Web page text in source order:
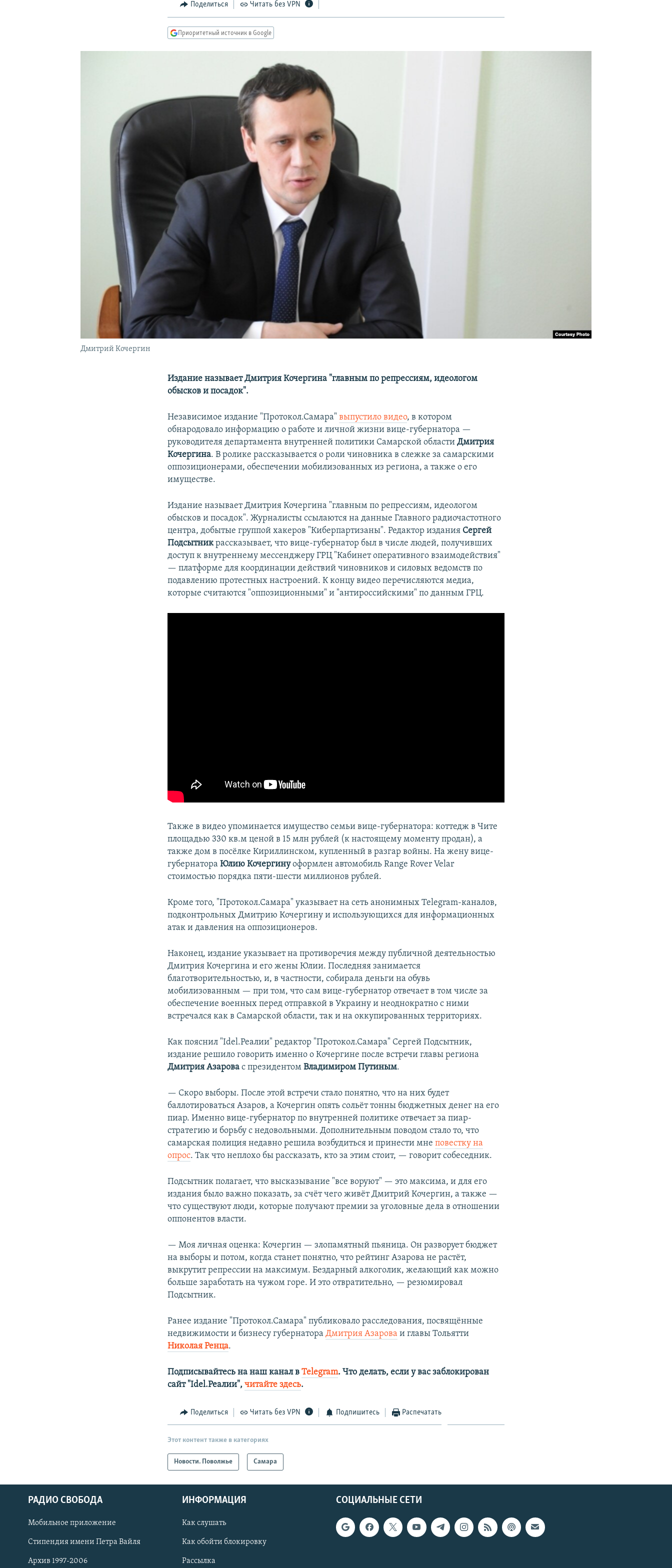
СОЦИАЛЬНЫЕ СЕТИ
Поделиться Читать без VPN
Приоритетный источник в Google
Дмитрий Кочергин
Издание называет Дмитрия Кочергина "главным по репрессиям, идеологом
обысков и посадок".
Независимое издание "Протокол.Самара"выпустило видео, в котором
обнародовало информацию о работе и личной жизни вице-губернатора —
руководителя департамента внутренней политики Самарской областиДмитрия
Кочергина. В ролике рассказывается о роли чиновника в слежке за самарскими
оппозиционерами, обеспечении мобилизованных из региона, а также о его
имуществе.
Издание называет Дмитрия Кочергина "главным по репрессиям, идеологом
обысков и посадок". Журналисты ссылаются на данные Главного радиочастотного
центра, добытые группой хакеров "Киберпартизаны". Редактор издания Сергей
Подсытникрассказывает, что вице-губернатор был в числе людей, получивших
доступ к внутреннему мессенджеру ГРЦ "Кабинет оперативного взаимодействия"
— платформе для координации действий чиновников и силовых ведомств по
подавлению протестных настроений. К концу видео перечисляются медиа,
которые считаются "оппозиционными" и "антироссийскими" по данным ГРЦ.
Также в видео упоминается имущество семьи вице-губернатора: коттедж в Чите
площадью 330 кв.м ценой в 15 млн рублей (к настоящему моменту продан), а
также дом в посёлке Кириллинском, купленный в разгар войны. На жену вице-
губернатораЮлию Кочергинуоформлен автомобиль Range Rover Velar
стоимостью порядка пяти-шести миллионов рублей.
Кроме того, "Протокол.Самара" указывает на сеть анонимных Telegram-каналов,
подконтрольных Дмитрию Кочергину и использующихся для информационных
атак и давления на оппозиционеров.
Наконец, издание указывает на противоречия между публичной деятельностью
Дмитрия Кочергина и его жены Юлии. Последняя занимается
благотворительностью, и, в частности, собирала деньги на обувь
мобилизованным — при том, что сам вице-губернатор отвечает в том числе за
обеспечение военных перед отправкой в Украину и неоднократно с ними
встречался как в Самарской области, так и на оккупированных территориях.
Как пояснил "Idel.Реалии" редактор "Протокол.Самара" Сергей Подсытник,
издание решило говорить именно о Кочергине после встречи главы региона
Дмитрия Азарова с президентомВладимиром Путиным.
— Скоро выборы. После этой встречи стало понятно, что на них будет
баллотироваться Азаров, а Кочергин опять сольёт тонны бюджетных денег на его
пиар. Именно вице-губернатор по внутренней политике отвечает за пиар-
стратегию и борьбу с недовольными. Дополнительным поводом стало то, что
самарская полиция недавно решила возбудиться и принести мнеповестку на
опрос. Так что неплохо бы рассказать, кто за этим стоит, — говорит собеседник.
Подсытник полагает, что высказывание "все воруют" — это максима, и для его
издания было важно показать, за счёт чего живёт Дмитрий Кочергин, а также —
что существуют люди, которые получают премии за уголовные дела в отношении
оппонентов власти.
— Моя личная оценка: Кочергин — злопамятный пьяница. Он разворует бюджет
на выборы и потом, когда станет понятно, что рейтинг Азарова не растёт,
выкрутит репрессии на максимум. Бездарный алкоголик, желающий как можно
больше заработать на чужом горе. И это отвратительно, — резюмировал
Подсытник.
Ранее издание "Протокол.Самара" публиковало расследования, посвящённые
недвижимости и бизнесу губернатораДмитрия Азарова и главы Тольятти
Николая Ренца.
Подписывайтесь на наш канал вTelegram. Что делать, если у вас заблокирован
сайт "Idel.Реалии",читайте здесь.
Поделиться Читать без VPN Подпишитесь Распечатать
Этот контент также в категориях
Новости. Поволжье Самара
СОЦИАЛЬНЫЕ СЕТИ
РАДИО СВОБОДА
Мобильное приложение
Стипендия имени Петра Вайля
Архив 1997-2006
ИНФОРМАЦИЯ
Как слушать
Как обойти блокировку
Рассылка